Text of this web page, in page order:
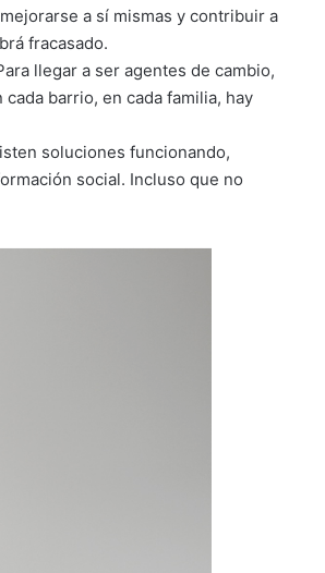
a sí mismas y contribuir a
fracasado.
llegar a ser agentes de cambio,
barrio, en cada familia, hay
soluciones funcionando,
social. Incluso que no